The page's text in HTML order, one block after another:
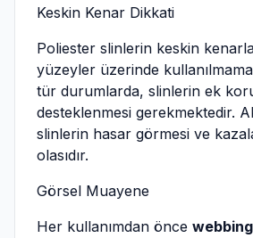
Keskin Kenar Dikkati
Poliester slinlerin keskin
yüzeyler üzerinde
tür durumlarda, slinlerin ek
desteklenmesi gerekmektedir.
slinlerin hasar görmesi ve
olasıdır.
Görsel Muayene
Her kullanımdan önce